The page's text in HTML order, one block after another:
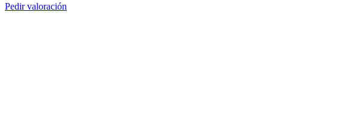
Pedir valoración